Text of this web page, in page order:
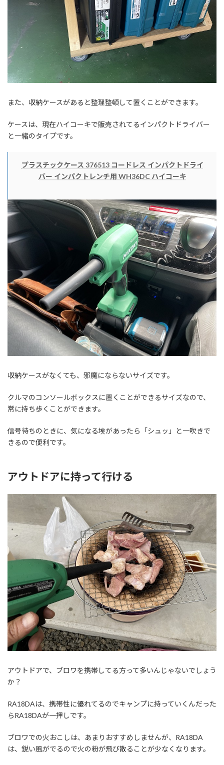
また、収納ケースがあると整理整頓して置くことができます。
ケースは、現在ハイコーキで販売されてるインパクトドライバー
と一緒のタイプです。
プラスチックケース 376513 コードレス インパクトドライ
バー インパクトレンチ用 WH36DC ハイコーキ
収納ケースがなくても、邪魔にならないサイズです。
クルマのコンソールボックスに置くことができるサイズなので、
常に持ち歩くことができます。
信号待ちのときに、気になる埃があったら「シュッ」と一吹きで
きるので便利です。
アウトドアに持って行ける
アウトドアで、ブロワを携帯してる方って多いんじゃないでしょう
か？
RA18DAは、携帯性に優れてるのでキャンプに持っていくんだった
らRA18DAが一押しです。
ブロワでの火おこしは、あまりおすすめしませんが、RA18DA
は、鋭い風がでるので火の粉が飛び散ることが少なくなります。